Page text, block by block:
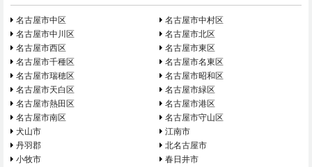
名古屋市中区
名古屋市中村区
名古屋市中川区
名古屋市北区
名古屋市西区
名古屋市東区
名古屋市千種区
名古屋市名東区
名古屋市瑞穂区
名古屋市昭和区
名古屋市天白区
名古屋市緑区
名古屋市熱田区
名古屋市港区
名古屋市南区
名古屋市守山区
犬山市
江南市
丹羽郡
北名古屋市
小牧市
春日井市